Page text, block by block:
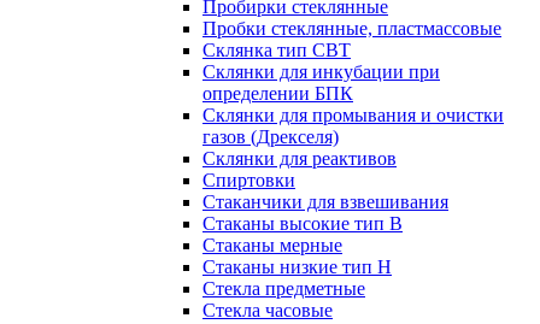
Пробирки стеклянные
Пробки стеклянные, пластмассовые
Склянка тип СВТ
Склянки для инкубации при
определении БПК
Склянки для промывания и очистки
газов (Дрекселя)
Склянки для реактивов
Спиртовки
Стаканчики для взвешивания
Стаканы высокие тип В
Стаканы мерные
Стаканы низкие тип Н
Стекла предметные
Стекла часовые